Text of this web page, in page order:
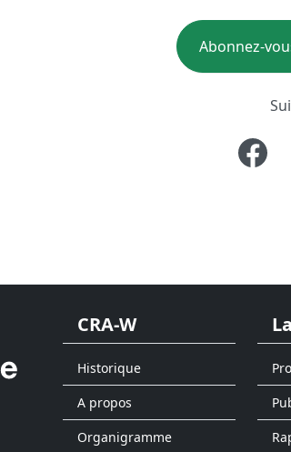
Abonnez-
CRA-W
Historique
A propos
Organigramme